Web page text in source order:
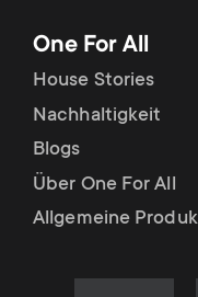
One For All
House Stories
Nachhaltigkeit
Blogs
Über One For All
Allgemeine